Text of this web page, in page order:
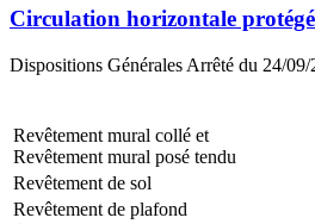
Circulation horizontale
Dispositions Générales Arrêté du 24/09/
Revêtement mural collé et
Revêtement mural posé tendu
Revêtement de sol
Revêtement de plafond